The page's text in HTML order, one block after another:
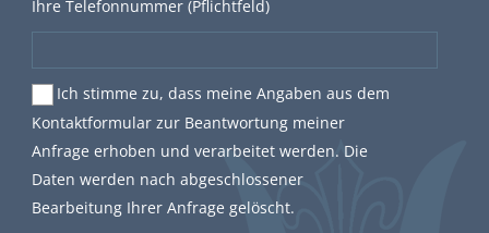
Ihre Telefonnummer (Pflichtfeld)
Ich stimme zu, dass meine Angaben aus dem
Kontaktformular zur Beantwortung meiner
Anfrage erhoben und verarbeitet werden. Die
Daten werden nach abgeschlossener
Bearbeitung Ihrer Anfrage gelöscht.